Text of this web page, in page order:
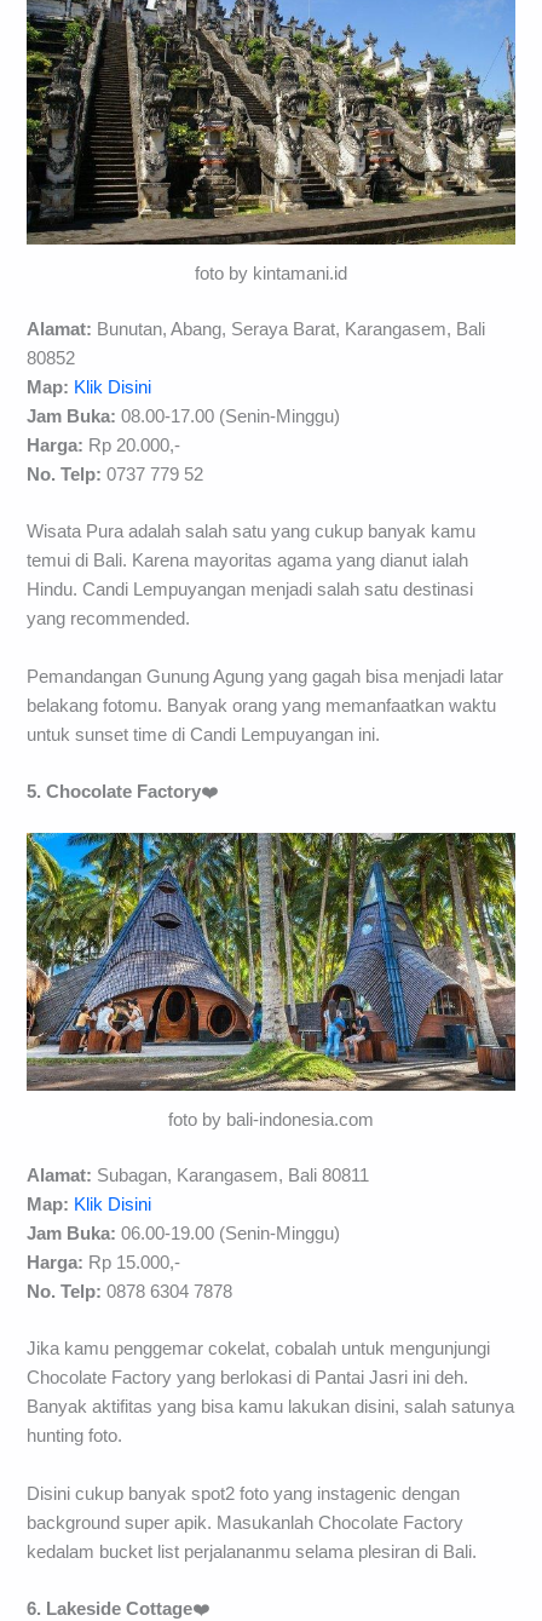
foto by kintamani.id
Alamat: Bunutan, Abang, Seraya Barat, Karangasem, Bali
80852
Map: Klik Disini
Jam Buka: 08.00-17.00 (Senin-Minggu)
Harga: Rp 20.000,-
No. Telp: 0737 779 52
Wisata Pura adalah salah satu yang cukup banyak kamu
temui di Bali. Karena mayoritas agama yang dianut ialah
Hindu. Candi Lempuyangan menjadi salah satu destinasi
yang recommended.
Pemandangan Gunung Agung yang gagah bisa menjadi latar
belakang fotomu. Banyak orang yang memanfaatkan waktu
untuk sunset time di Candi Lempuyangan ini.
5. Chocolate Factory❤️
foto by bali-indonesia.com
Alamat: Subagan, Karangasem, Bali 80811
Map: Klik Disini
Jam Buka: 06.00-19.00 (Senin-Minggu)
Harga: Rp 15.000,-
No. Telp: 0878 6304 7878
Jika kamu penggemar cokelat, cobalah untuk mengunjungi
Chocolate Factory yang berlokasi di Pantai Jasri ini deh.
Banyak aktifitas yang bisa kamu lakukan disini, salah satunya
hunting foto.
Disini cukup banyak spot2 foto yang instagenic dengan
background super apik. Masukanlah Chocolate Factory
kedalam bucket list perjalananmu selama plesiran di Bali.
6. Lakeside Cottage❤️